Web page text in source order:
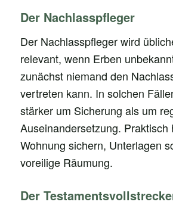
Der Nachlasspfleger
Der Nachlasspfleger wird
relevant, wenn Erben
zunächst niemand den
vertreten kann. In solchen
stärker um Sicherung als um
Auseinandersetzung. Praktisch
Wohnung sichern, Unterlagen
voreilige Räumung.
Der